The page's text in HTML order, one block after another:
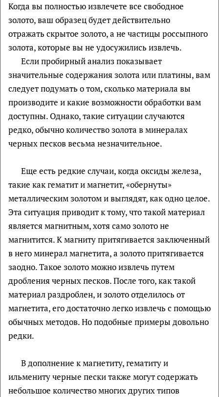
Когда вы полностью извлечете все свободное
золото, ваш образец будет действительно
отражать скрытое золото, а не частицы россыпного
золота, которые вы не удосужились извлечь.
Если пробирный анализ показывает
значительные содержания золота или платины, вам
следует подумать о том, сколько материала вы
производите и какие возможности обработки вам
доступны. Однако, такие ситуации случаются
редко, обычно количество золота в минералах
черных песков весьма незначительное.
Еще есть редкие случаи, когда оксиды железа,
такие как гематит и магнетит, «обернуты»
металлическим золотом и выглядят, как одно целое.
Эта ситуация приводит к тому, что такой материал
является магнитным, хотя само золото не
магнитится. К магниту притягивается заключенный
в него минерал магнетита, а золото притягивается
заодно. Такое золото можно извлечь путем
дробления черных песков. После того, как такой
материал раздроблен, и золото отделилось от
магнетита, его достаточно легко извлечь с помощью
обычных методов. Но подобные примеры довольно
редки.
В дополнение к магнетиту, гематиту и
ильмениту черные пески также могут содержать
небольшое количество многих других типов